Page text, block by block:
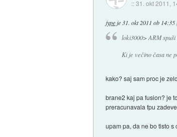
::31. okt 2011,
jype je 31. okt 2011 ob 14:35
loki3000> ARM
Ki je večino časa ne
kako? saj sam proc je
brane2 kaj pa fusion? je
preracunavala fpu
upam pa, da ne bo tisto s